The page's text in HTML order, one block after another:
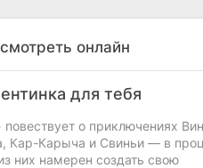
смотреть онлайн
для тебя
о приключениях
Кар-Карыча и Свиньи — в
них намерен создать свою